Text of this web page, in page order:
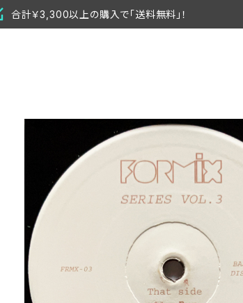
合計￥3,300以上の購入で「送料無料」！